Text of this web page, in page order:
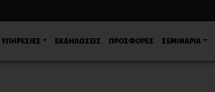
ΥΠΗΡΕΣΙΕΣ ΕΚΔΗΛΩΣΕΙΣ ΠΡΟΣΦΟΡΕΣ ΣΕΜΙΝΑΡΙΑ